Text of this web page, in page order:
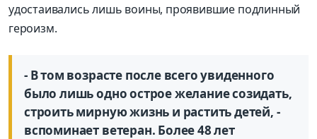
удостаивались лишь воины, проявившие подлинный
героизм.
- В том возрасте после всего увиденного
было лишь одно острое желание созидать,
строить мирную жизнь и растить детей, -
вспоминает ветеран. Более 48 лет